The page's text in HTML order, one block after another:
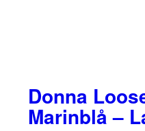
Donna
Marinblå –